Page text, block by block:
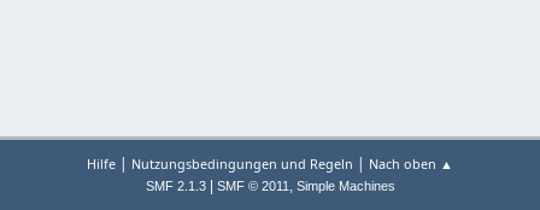
Hilfe | Nutzungsbedingungen und Regeln | Nach oben ▲
SMF 2.1.3| SMF © 2011, Simple Machines